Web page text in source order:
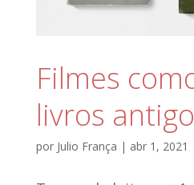
Filmes
livros
por Julio França | abr 1, 2021